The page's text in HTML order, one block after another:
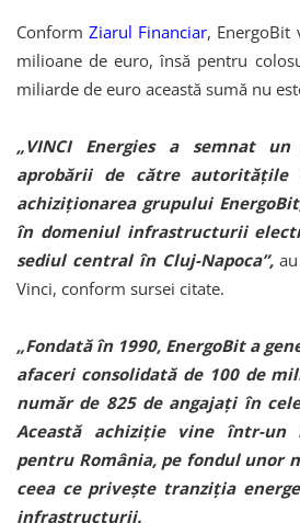
ConformZiarul Financiar, EnergoBit
milioane de euro, însă pentru
miliarde de euro această sumă nu
„VINCI Energies a semnat
aprobării de către autorităţile
achiziţionarea grupului
în domeniul infrastructurii
sediul central în Cluj-Napoca”,au
Vinci, conform sursei citate.
„Fondată în 1990, EnergoBit a
afaceri consolidată de 100 de
număr de 825 de angajaţi în
Această achiziţie vine într-un
pentru România, pe fondul unor
ceea ce priveşte tranziţia
infrastructurii.